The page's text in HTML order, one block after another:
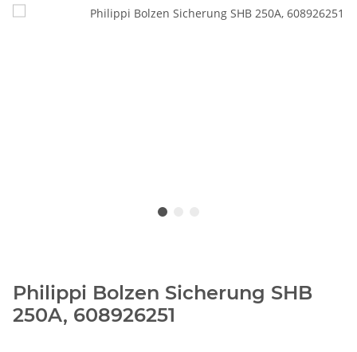
Philippi Bolzen Sicherung SHB
250A, 608926251